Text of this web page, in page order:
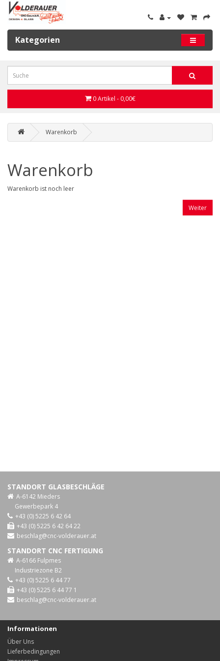
Kategorien
0 Artikel - 0,00€
Warenkorb
Warenkorb
Warenkorb ist noch leer
Weiter
STANDORT GLASBESCHLÄGE
A-6142 Mieders
Gewerbepark 4
+43 (0) 5225 6 42 64
+43 (0) 5225 6 42 64 22
beschlag@cnc-volderauer.at
STANDORT CNC FERTIGUNG
A-6166 Fulpmes
Industriezone B2
+43 (0) 5225 6 44 77
+43 (0) 5225 6 44 77 1
beschlag@cnc-volderauer.at
Informationen
Über Uns
Lieferbedingungen